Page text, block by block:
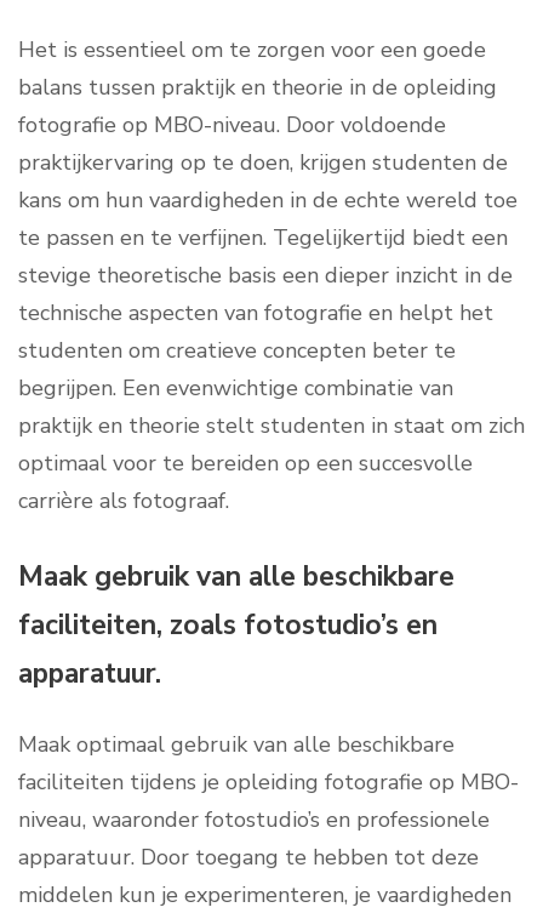
Het is essentieel om te zorgen voor een goede
balans tussen praktijk en theorie in de opleiding
fotografie op MBO-niveau. Door voldoende
praktijkervaring op te doen, krijgen studenten de
kans om hun vaardigheden in de echte wereld toe
te passen en te verfijnen. Tegelijkertijd biedt een
stevige theoretische basis een dieper inzicht in de
technische aspecten van fotografie en helpt het
studenten om creatieve concepten beter te
begrijpen. Een evenwichtige combinatie van
praktijk en theorie stelt studenten in staat om zich
optimaal voor te bereiden op een succesvolle
carrière als fotograaf.
Maak gebruik van alle beschikbare
faciliteiten, zoals fotostudio’s en
apparatuur.
Maak optimaal gebruik van alle beschikbare
faciliteiten tijdens je opleiding fotografie op MBO-
niveau, waaronder fotostudio’s en professionele
apparatuur. Door toegang te hebben tot deze
middelen kun je experimenteren, je vaardigheden